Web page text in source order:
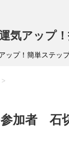
気アップ
ップ！簡単ステッ
>
参加者 石